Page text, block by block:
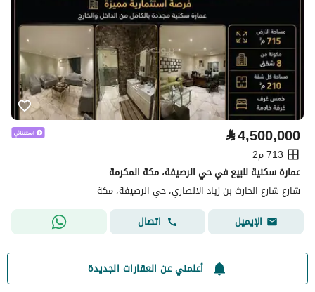
⃁4,500,000
713 م2
عمارة سكنية للبيع في حي الرصيفة، مكة المكرمة
شارع شارع الحارث بن زياد الانصاري، حي الرصيفة، مكة
الإيميل
اتصال
أعلمني عن العقارات الجديدة